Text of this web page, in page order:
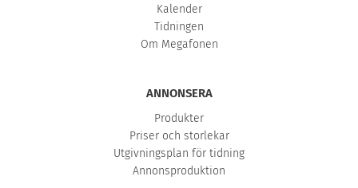
Kalender
Tidningen
Om Megafonen
ANNONSERA
Produkter
Priser och storlekar
Utgivningsplan för tidning
Annonsproduktion